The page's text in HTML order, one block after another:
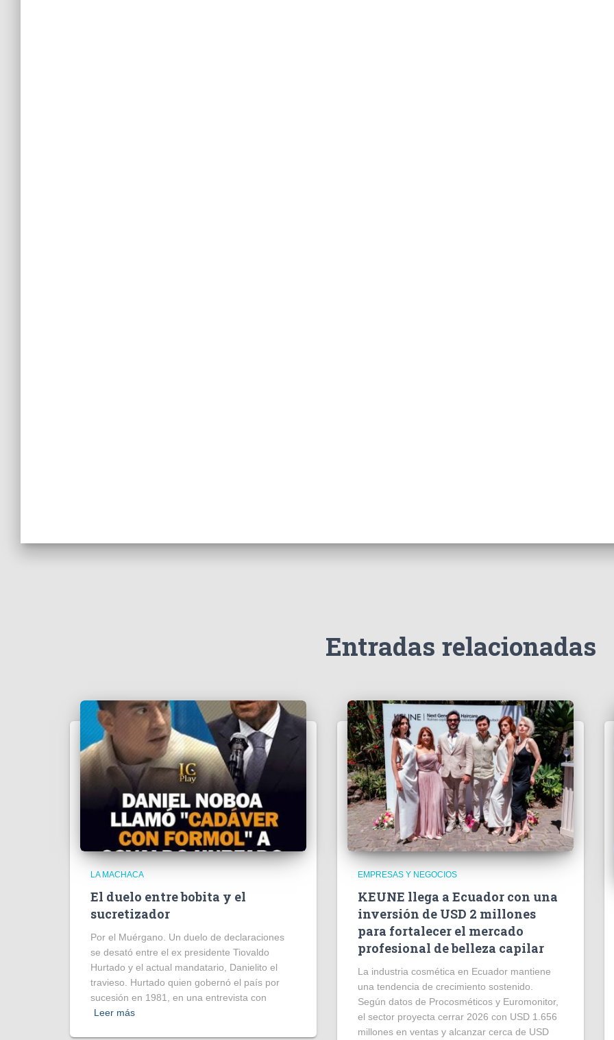
Entradas relacionadas
LA MACHACA
El duelo entre bobita y el
sucretizador
Por el Muérgano. Un duelo de declaraciones
se desató entre el ex presidente Tiovaldo
Hurtado y el actual mandatario, Danielito el
travieso. Hurtado quien gobernó el país por
sucesión en 1981, en una entrevista con
Leer más
EMPRESAS Y NEGOCIOS
KEUNE llega a Ecuador con una
inversión de USD 2 millones
para fortalecer el mercado
profesional de belleza capilar
La industria cosmética en Ecuador mantiene
una tendencia de crecimiento sostenido.
Según datos de Procosméticos y Euromonitor,
el sector proyecta cerrar 2026 con USD 1.656
millones en ventas y alcanzar cerca de USD